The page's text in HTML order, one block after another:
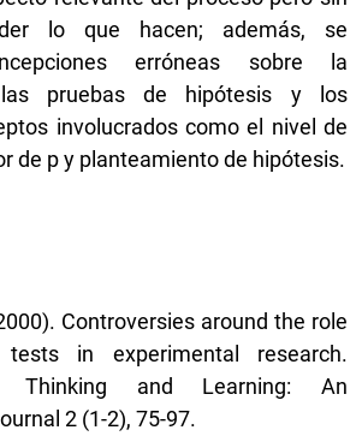
lo que hacen; además, se
erróneas sobre la
pruebas de hipótesis y los
involucrados como el nivel de
de p y planteamiento de hipótesis.
Controversies around the role
in experimental research.
Thinking and Learning: An
2 (1-2), 75-97.